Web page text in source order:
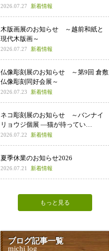
2026.07.27 新着情報
木版画展のお知らせ ～越前和紙と
現代木版画～
2026.07.27 新着情報
仏像彫刻展のお知らせ ～第9回 倉敷
仏像彫刻同好会展～
2026.07.23 新着情報
ネコ彫刻展のお知らせ ～バンナイ
リョウジ個展 ―猫が待ってい…
2026.07.22 新着情報
夏季休業のお知らせ2026
2026.07.21 新着情報
もっと見る
ブログ記事一覧
michi log